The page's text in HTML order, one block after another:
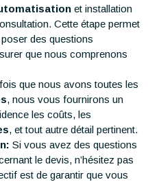
et installation
Cette étape permet
des questions
que nous comprenons
que nous avons toutes les
, nous vous fournirons un
les coûts, les
, et tout autre détail pertinent.
Si vous avez des questions
le devis, n’hésitez pas
est de garantir que vous